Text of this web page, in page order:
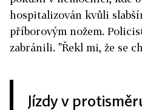
hospitalizován kvůli
příborovým nožem.
zabránili. "Řekl mi, že se
Jízdy v